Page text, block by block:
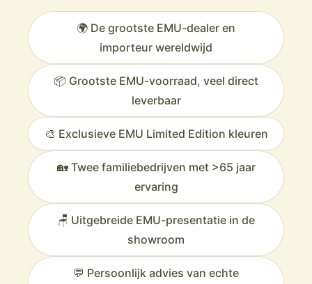
🌍 De grootste EMU-dealer en
importeur wereldwijd
📦 Grootste EMU-voorraad, veel direct
leverbaar
🎨 Exclusieve EMU Limited Edition kleuren
🏡 Twee familiebedrijven met >65 jaar
ervaring
🪑 Uitgebreide EMU-presentatie in de
showroom
💬 Persoonlijk advies van echte